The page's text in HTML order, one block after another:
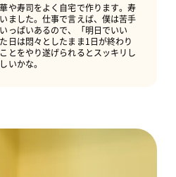
や寿司をよく自宅で作ります。寿
ました。仕事で言えば、僕は苦手
っぱいあるので、「明日でいい
日は悶々としたまま1日が終わり
とをやり遂げられるとスッキリし
いかな。